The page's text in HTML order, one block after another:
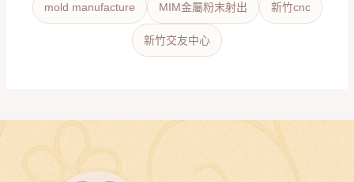
mold manufacture MIM金屬粉末射出 新竹cnc
新竹交友中心